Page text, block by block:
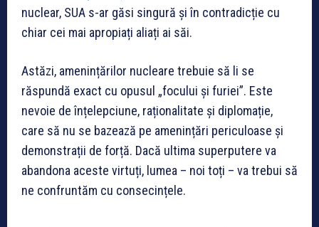
nuclear, SUA s-ar găsi singură și în contradicție cu
chiar cei mai apropiați aliați ai săi.
Astăzi, amenințărilor nucleare trebuie să li se
răspundă exact cu opusul „focului și furiei”. Este
nevoie de înțelepciune, raționalitate și diplomație,
care să nu se bazează pe amenințări periculoase și
demonstrații de forță. Dacă ultima superputere va
abandona aceste virtuți, lumea – noi toți – va trebui să
ne confruntăm cu consecințele.